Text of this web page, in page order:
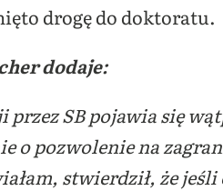
drogę do doktoratu.
dodaje:
przez SB pojawia się
o pozwolenie na
stwierdził, że